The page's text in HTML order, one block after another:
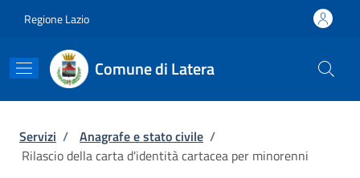
Regione Lazio
Comune di Latera
Briciole di pane
Servizi / Anagrafe e stato civile /
Rilascio della carta d'identità cartacea per minorenni